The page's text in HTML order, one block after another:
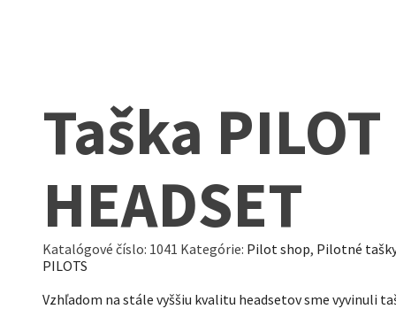
Taška PILOT
HEADSET
Katalógové číslo: 1041 Kategórie: Pilot shop, Pilotné
PILOTS
Vzhľadom na stále vyššiu kvalitu headsetov sme vyvinuli